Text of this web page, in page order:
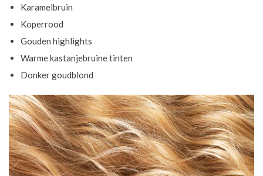
Karamelbruin
Koperrood
Gouden highlights
Warme kastanjebruine tinten
Donker goudblond